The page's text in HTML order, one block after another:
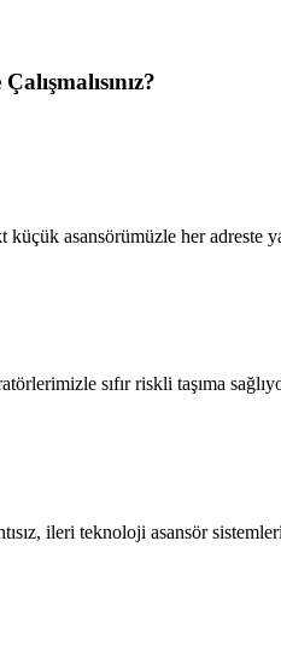
asansörümüzle her adreste
sıfır riskli taşıma
ileri teknoloji asansör